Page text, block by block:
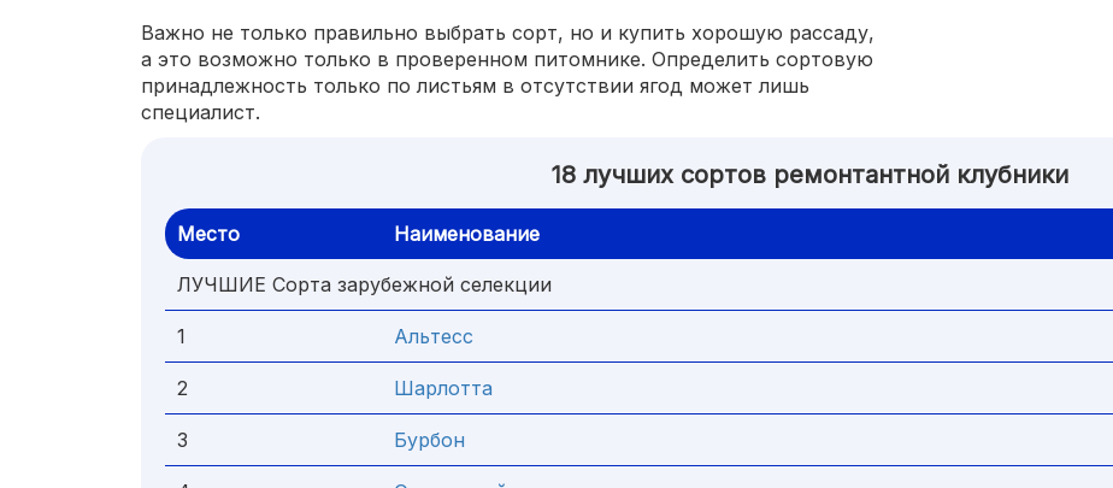
Важно не только правильно выбрать сорт, но и купить хорошую рассаду,
а это возможно только в проверенном питомнике. Определить сортовую
принадлежность только по листьям в отсутствии ягод может лишь
специалист.
18 лучших сортов ремонтантной клубники
Место Наименование
ЛУЧШИЕ Сорта зарубежной селекции
1 Альтесс
2 Шарлотта
3 Бурбон